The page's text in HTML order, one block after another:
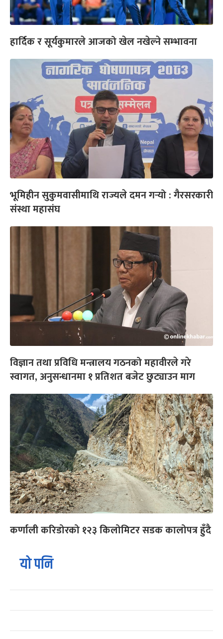
हार्दिक र सूर्यकुमारले आजको खेल नखेल्ने सम्भावना
भूमिहीन सुकुमवासीमाथि राज्यले दमन गर्‍यो : गैरसरकारी
संस्था महासंघ
विज्ञान तथा प्रविधि मन्त्रालय गठनको महावीरले गरे
स्वागत, अनुसन्धानमा १ प्रतिशत बजेट छुट्याउन माग
कर्णाली करिडोरको १२३ किलोमिटर सडक कालोपत्र हुँदै
यो पनि